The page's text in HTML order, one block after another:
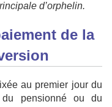
d’orphelin.
de la
au premier jour du
pensionné ou du